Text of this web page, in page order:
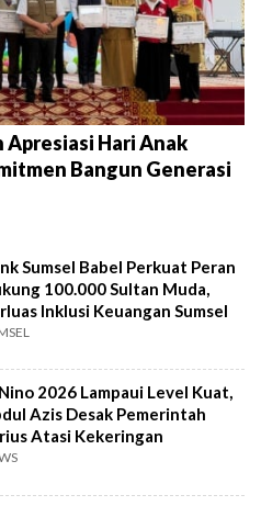
Apresiasi Hari Anak
Bangun Generasi
Sumsel Babel Perkuat Peran
100.000 Sultan Muda,
Inklusi Keuangan Sumsel
2026 Lampaui Level Kuat,
Azis Desak Pemerintah
Atasi Kekeringan